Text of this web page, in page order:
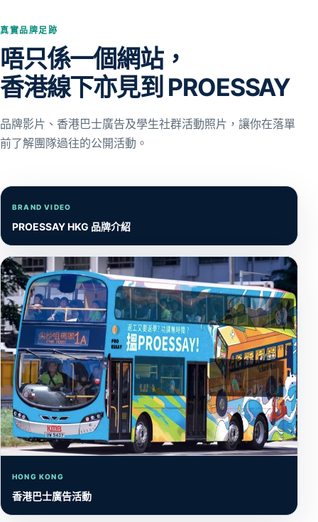
真實品牌足跡
唔只係一個網站，
香港線下亦見到 PROESSAY
品牌影片、香港巴士廣告及學生社群活動照片，讓你在落單
前了解團隊過往的公開活動。
BRAND VIDEO
PROESSAY HKG 品牌介紹
HONG KONG
香港巴士廣告活動